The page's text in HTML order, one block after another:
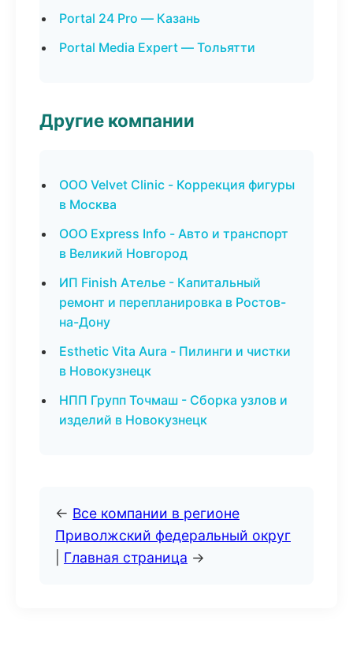
Portal 24 Pro — Казань
Portal Media Expert — Тольятти
Другие компании
ООО Velvet Clinic - Коррекция фигуры
в Москва
ООО Express Info - Авто и транспорт
в Великий Новгород
ИП Finish Ателье - Капитальный
ремонт и перепланировка в Ростов-
на-Дону
Esthetic Vita Aura - Пилинги и чистки
в Новокузнецк
НПП Групп Точмаш - Сборка узлов и
изделий в Новокузнецк
← Все компании в регионе
Приволжский федеральный округ
Главная страница →